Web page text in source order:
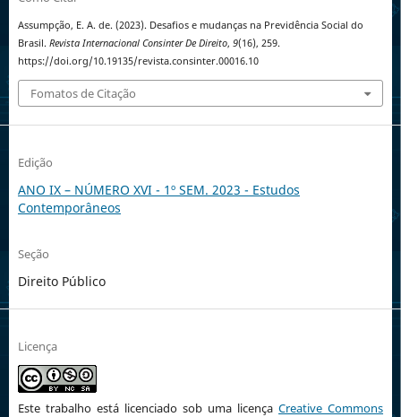
Assumpção, E. A. de. (2023). Desafios e mudanças na Previdência Social do
Brasil. Revista Internacional Consinter De Direito, 9(16), 259.
https://doi.org/10.19135/revista.consinter.00016.10
Fomatos de Citação
Edição
ANO IX – NÚMERO XVI - 1º SEM. 2023 - Estudos
Contemporâneos
Seção
Direito Público
Licença
Este trabalho está licenciado sob uma licençaCreative Commons